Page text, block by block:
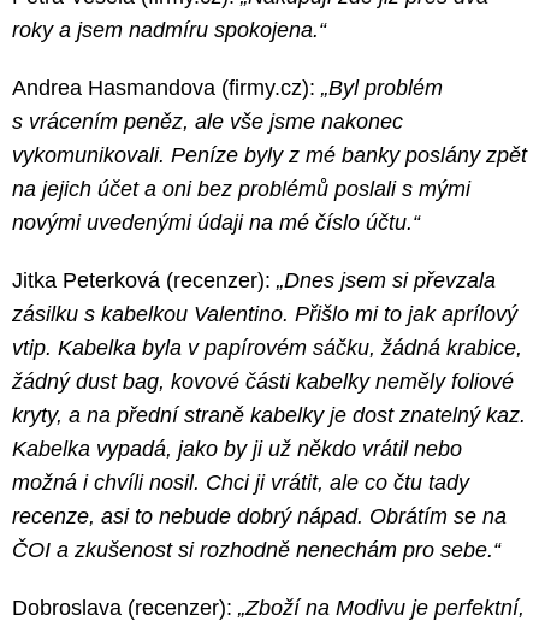
roky a jsem nadmíru spokojena.“
Andrea Hasmandova (firmy.cz): „Byl problém
s vrácením peněz, ale vše jsme nakonec
vykomunikovali. Peníze byly z mé banky poslány zpět
na jejich účet a oni bez problémů poslali s mými
novými uvedenými údaji na mé číslo účtu.“
Jitka Peterková (recenzer): „Dnes jsem si převzala
zásilku s kabelkou Valentino. Přišlo mi to jak aprílový
vtip. Kabelka byla v papírovém sáčku, žádná krabice,
žádný dust bag, kovové části kabelky neměly foliové
kryty, a na přední straně kabelky je dost znatelný kaz.
Kabelka vypadá, jako by ji už někdo vrátil nebo
možná i chvíli nosil. Chci ji vrátit, ale co čtu tady
recenze, asi to nebude dobrý nápad. Obrátím se na
ČOI a zkušenost si rozhodně nenechám pro sebe.“
Dobroslava (recenzer): „Zboží na Modivu je perfektní,